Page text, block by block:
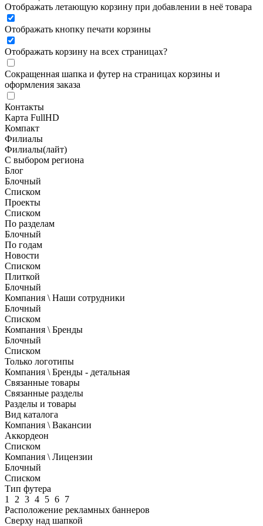
Отображать летающую корзину при добавлении в неё товара
Отображать кнопку печати корзины
Отображать корзину на всех страницах?
Сокращенная шапка и футер на страницах корзины и
оформления заказа
Контакты
Карта FullHD
Компакт
Филиалы
Филиалы(лайт)
С выбором региона
Блог
Блочный
Списком
Проекты
Списком
По разделам
Блочный
По годам
Новости
Списком
Плиткой
Блочный
Компания \ Наши сотрудники
Блочный
Списком
Компания \ Бренды
Блочный
Списком
Только логотипы
Компания \ Бренды - детальная
Связанные товары
Связанные разделы
Разделы и товары
Вид каталога
Компания \ Вакансии
Аккордеон
Списком
Компания \ Лицензии
Блочный
Списком
Тип футера
1
2 3 4 5 6 7
Расположение рекламных баннеров
Сверху над шапкой